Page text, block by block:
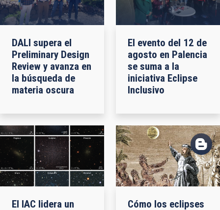
DALI supera el
Preliminary Design
Review y avanza en
la búsqueda de
materia oscura
El evento del 12 de
agosto en Palencia
se suma a la
iniciativa Eclipse
Inclusivo
El IAC lidera un
Cómo los eclipses